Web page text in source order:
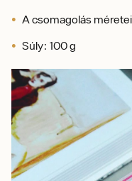
A csomagolás
Súly: 100 g